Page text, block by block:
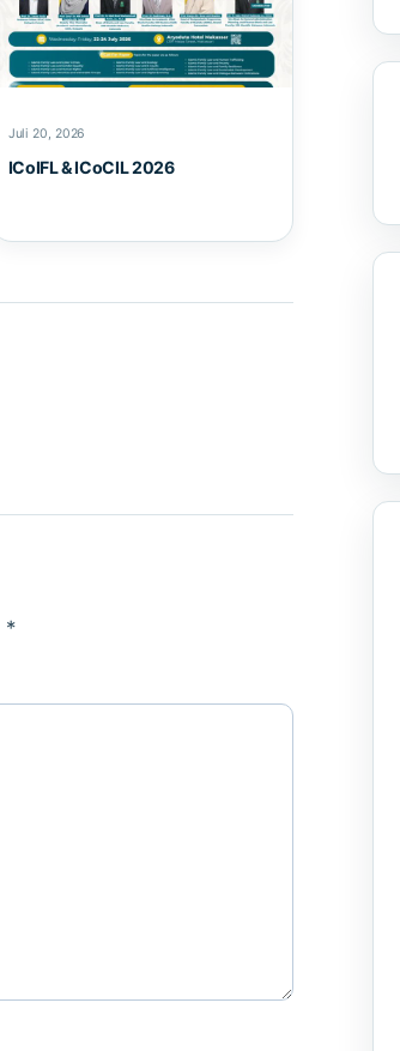
Juli 20, 2026
ICoIFL & ICoCIL 2026
*